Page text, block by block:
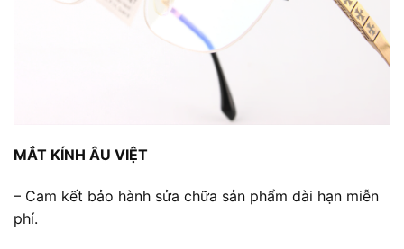
MẮT KÍNH ÂU VIỆT
– Cam kết bảo hành sửa chữa sản phẩm dài hạn miễn
phí.